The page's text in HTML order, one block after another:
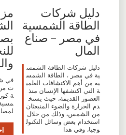
دليل شركات
الطاقة الشمسية
في مصر – صناع
المال
دليل شركات الطاقة الشمس
ية في مصر ، الطاقة الشمس
ية من أهم الاكتشافات العلمي
ة التي اكتشفها الإنسان منذ
العصور القديمة، حيث يستخ
دم الحرارة والضوء المنبعثان
من الشمس، وذلك من خلال
استخدام بعض وسائل التكنول
وجيا، وفي هذا
في
ت من
ة